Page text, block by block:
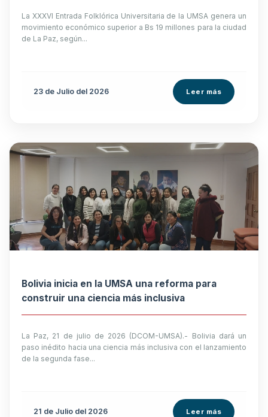
La XXXVI Entrada Folklórica Universitaria de la UMSA genera un
movimiento económico superior a Bs 19 millones para la ciudad
de La Paz, según...
23 de Julio del 2026 Leer más
Bolivia inicia en la UMSA una reforma para
construir una ciencia más inclusiva
La Paz, 21 de julio de 2026 (DCOM-UMSA).- Bolivia dará un
paso inédito hacia una ciencia más inclusiva con el lanzamiento
de la segunda fase...
21 de Julio del 2026 Leer más